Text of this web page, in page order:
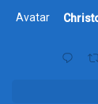
Avatar